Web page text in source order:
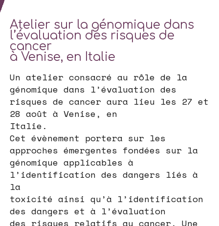
Atelier sur la génomique dans
l’évaluation des risques de
cancer
à Venise, en Italie
Un atelier consacré au rôle de la
génomique dans l’évaluation des
risques de cancer aura lieu les 27 et
28 août à Venise, en
Italie.
Cet évènement portera sur les
approches émergentes fondées sur la
génomique applicables à
l’identification des dangers liés à
la
toxicité ainsi qu’à l’identification
des dangers et à l’évaluation
des risques relatifs au cancer. Une